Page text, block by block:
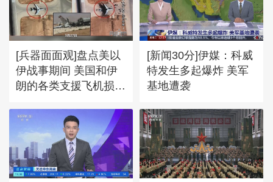
[兵器面面观]盘点美以
伊战事期间 美国和伊
朗的各类支援飞机损失
[新闻30分]伊媒：科威
特发生多起爆炸 美军
基地遭袭